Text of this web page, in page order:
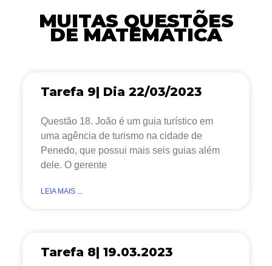
MUITAS QUESTÕES
DE MATEMÁTICA
Tarefa 9| Dia 22/03/2023
Questão 18. João é um guia turístico em
uma agência de turismo na cidade de
Penedo, que possui mais seis guias além
dele. O gerente
LEIA MAIS ...
Tarefa 8| 19.03.2023